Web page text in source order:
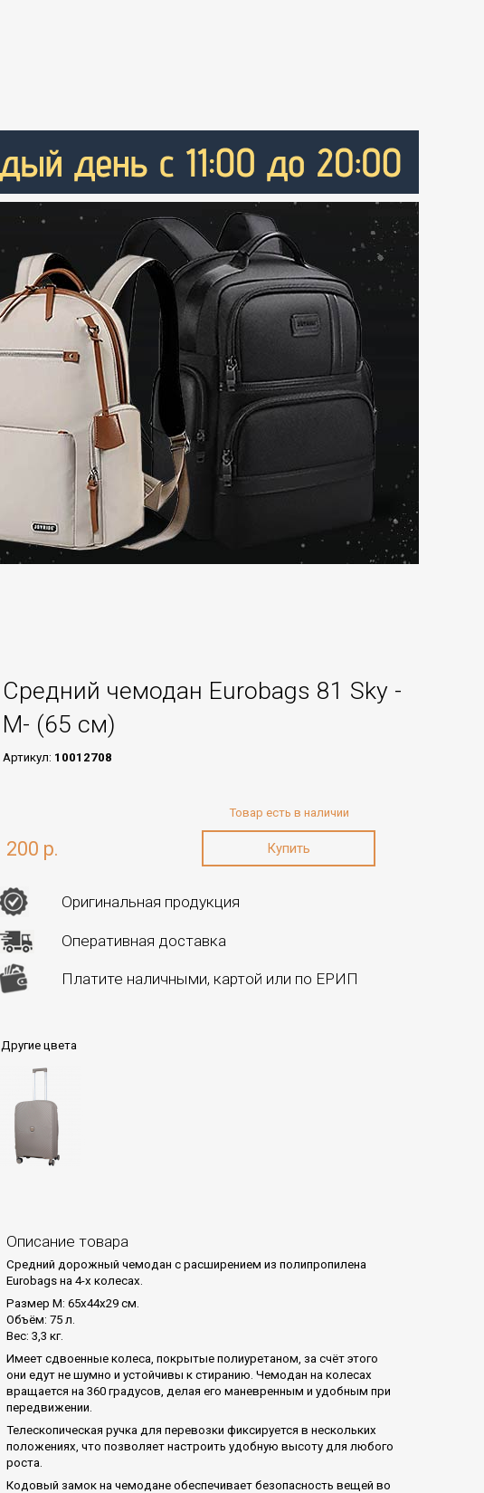
Средний чемодан Eurobags 81 Sky -
M- (65 см)
Артикул: 10012708
200 р.
Товар есть в наличии
Оригинальная продукция
Оперативная доставка
Платите наличными, картой или по ЕРИП
Другие цвета
Описание товара
Средний дорожный чемодан с расширением из полипропилена
Eurobags на 4-х колесах.
Размер M: 65x44x29 см.
Объём: 75 л.
Вес: 3,3 кг.
Имеет сдвоенные колеса, покрытые полиуретаном, за счёт этого
они едут не шумно и устойчивы к стиранию. Чемодан на колесах
вращается на 360 градусов, делая его маневренным и удобным при
передвижении.
Телескопическая ручка для перевозки фиксируется в нескольких
положениях, что позволяет настроить удобную высоту для любого
роста.
Кодовый замок на чемодане обеспечивает безопасность вещей во